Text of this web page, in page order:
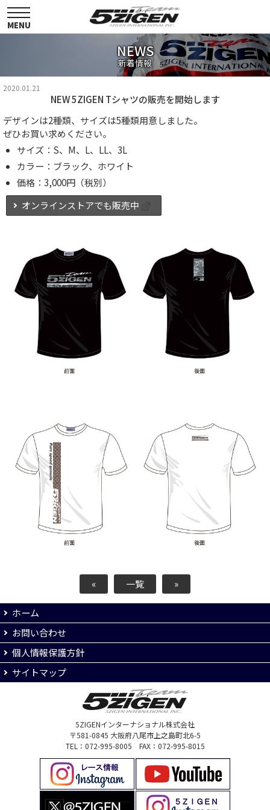
toggle
navigation
MENU
NEWS
新着情報
2020.01.21
NEW 5ZIGEN Tシャツの販売を開始します
デザインは2種類、サイズは5種類用意しました。
ぜひお買い求めください。
サイズ：S、M、L、LL、3L
カラー：ブラック、ホワイト
価格：3,000円（税別）
オンラインストアでも販売中
« 一覧 »
ホーム
お問い合わせ
個人情報保護方針
サイトマップ
5ZIGENインターナショナル株式会社
〒581-0845 大阪府八尾市上之島町北6-5
TEL：072-995-8005 FAX：072-995-8015